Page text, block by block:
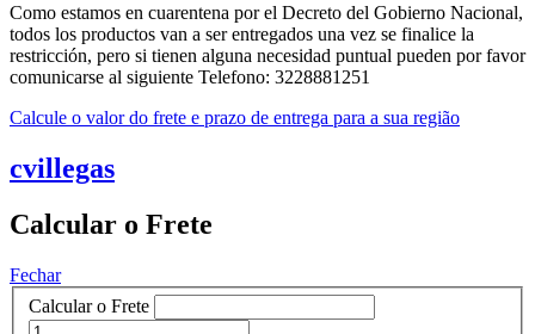
Como estamos en cuarentena por el Decreto del Gobierno Nacional,
todos los productos van a ser entregados una vez se finalice la
restricción, pero si tienen alguna necesidad puntual pueden por favor
comunicarse al siguiente Telefono: 3228881251
Calcule o valor do frete e prazo de entrega para a sua região
cvillegas
Calcular o Frete
Fechar
Calcular o Frete